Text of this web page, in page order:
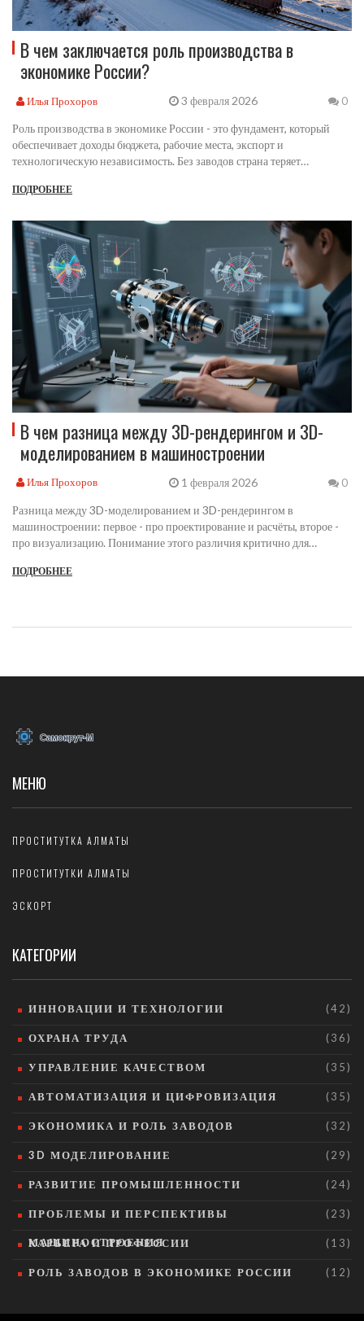
В чем заключается роль производства в
экономике России?
Илья Прохоров 3 февраля 2026 0
Роль производства в экономике России - это фундамент, который
обеспечивает доходы бюджета, рабочие места, экспорт и
технологическую независимость. Без заводов страна теряет
ПОДРОБНЕЕ
В чем разница между 3D-рендерингом и 3D-
моделированием в машиностроении
Илья Прохоров 1 февраля 2026 0
Разница между 3D-моделированием и 3D-рендерингом в
машиностроении: первое - про проектирование и расчёты, второе -
про визуализацию. Понимание этого различия критично для
ПОДРОБНЕЕ
МЕНЮ
ПРОСТИТУТКА АЛМАТЫ
ПРОСТИТУТКИ АЛМАТЫ
ЭСКОРТ
КАТЕГОРИИ
ИННОВАЦИИ И ТЕХНОЛОГИИ (42)
ОХРАНА ТРУДА (36)
УПРАВЛЕНИЕ КАЧЕСТВОМ (35)
АВТОМАТИЗАЦИЯ И ЦИФРОВИЗАЦИЯ (35)
ЭКОНОМИКА И РОЛЬ ЗАВОДОВ (32)
3D МОДЕЛИРОВАНИЕ (29)
РАЗВИТИЕ ПРОМЫШЛЕННОСТИ (24)
ПРОБЛЕМЫ И ПЕРСПЕКТИВЫ
МАШИНОСТРОЕНИЯ
(23)
КАРЬЕРА И ПРОФЕССИИ (13)
РОЛЬ ЗАВОДОВ В ЭКОНОМИКЕ РОССИИ (12)